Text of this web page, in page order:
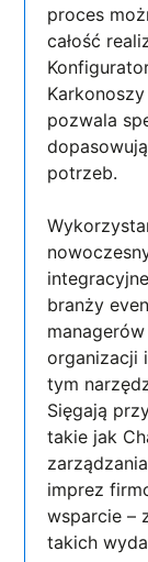
proces
całość
pozwala
potrzeb.
branży
organizacji
tym
Sięgają
takie jak
imprez
wsparcie –
takich